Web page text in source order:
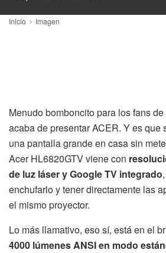
Inicio Imagen
Menudo bomboncito para los fans
acaba de presentar ACER. Y es que
una pantalla grande en casa sin
Acer HL6820GTV viene con
de luz láser y Google TV integrado
enchufarlo y tener directamente las
el mismo proyector.
Lo más llamativo, eso sí, está en el
4000 lúmenes ANSI en modo